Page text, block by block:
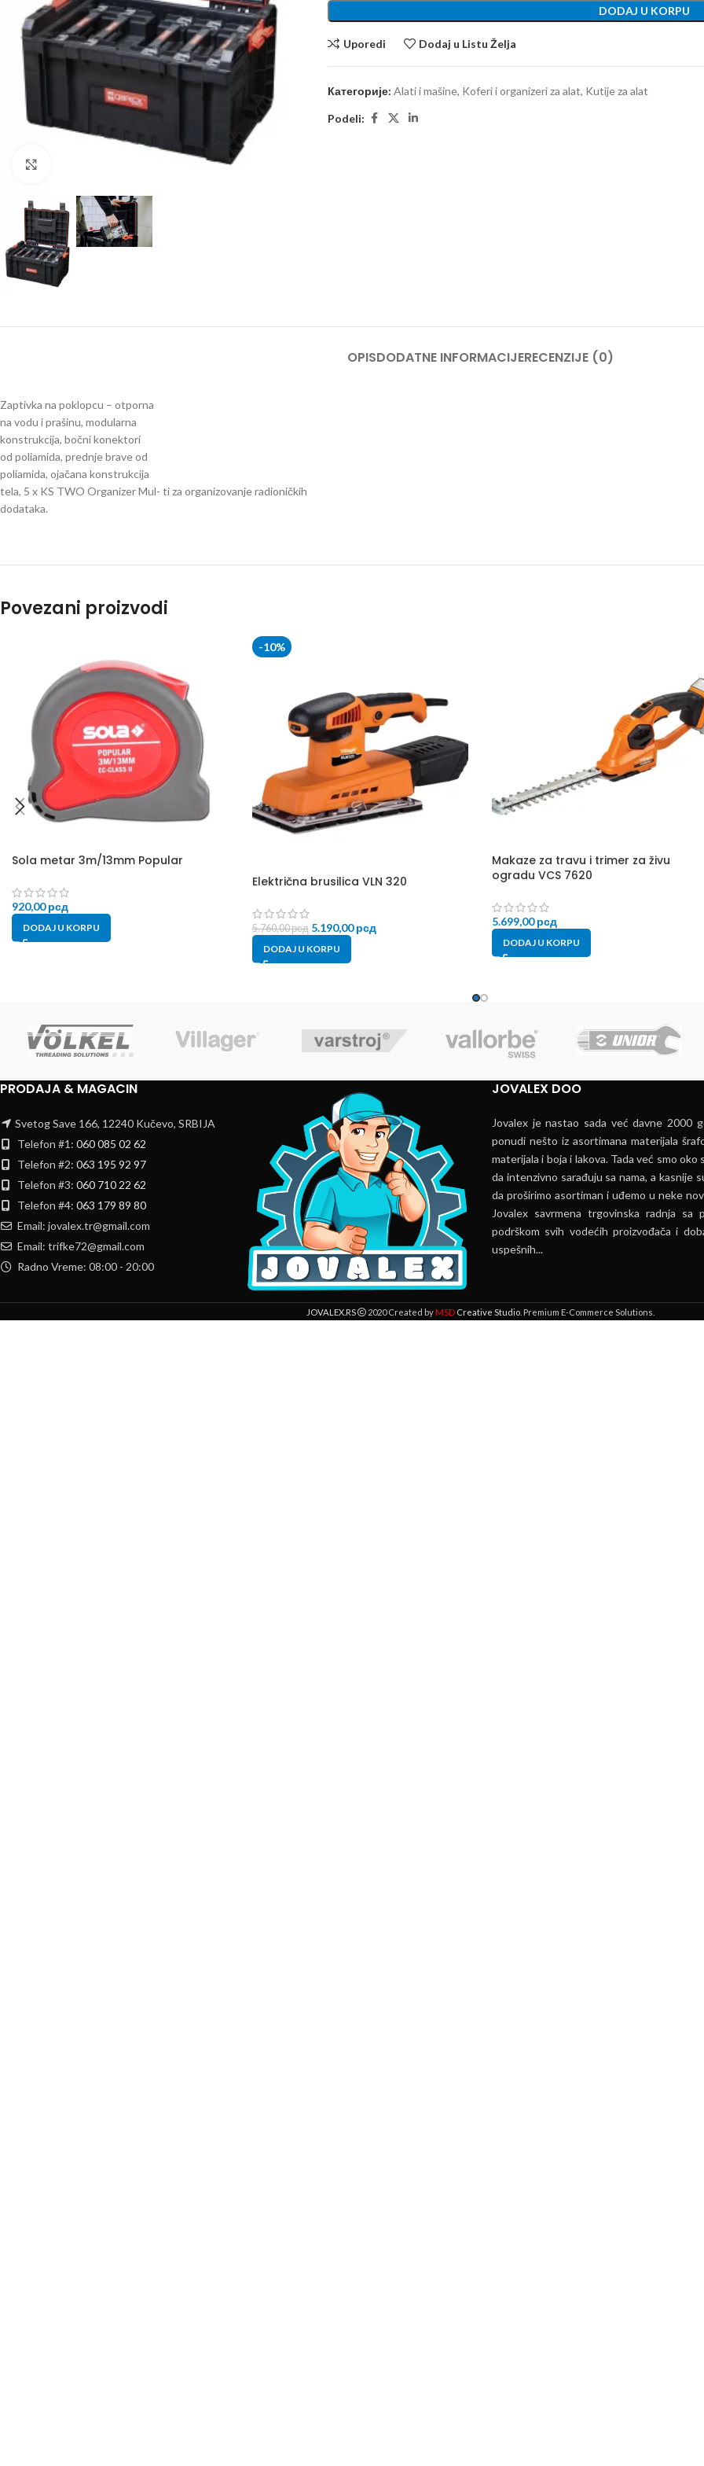
DODAJ U KORPU
Uporedi Dodaj u Listu Želja
Категорије: Alati i mašine, Koferi i organizeri za alat, Kutije za alat
Podeli:
OPISDODATNE INFORMACIJERECENZIJE (0)
Zaptivka na poklopcu – otporna
na vodu i prašinu, modularna
konstrukcija, bočni konektori
od poliamida, prednje brave od
poliamida, ojačana konstrukcija
tela, 5 x KS TWO Organizer Mul- ti za organizovanje radioničkih
dodataka.
Povezani proizvodi
Sola metar 3m/13mm Popular
920,00рсд
DODAJ U KORPU
-10%
Električna brusilica VLN 320
5.760,00рсд 5.190,00рсд
DODAJ U KORPU
Makaze za travu i trimer za živu
ogradu VCS 7620
5.699,00рсд
DODAJ U KORPU
PRODAJA & MAGACIN
Svetog Save 166, 12240 Kučevo, SRBIJA
Telefon #1: 060 085 02 62
Telefon #2: 063 195 92 97
Telefon #3: 060 710 22 62
Telefon #4: 063 179 89 80
Email: jovalex.tr@gmail.com
Email: trifke72@gmail.com
Radno Vreme: 08:00 - 20:00
JOVALEX DOO
Jovalex je nastao sada već davne 2000
ponudi nešto iz asortimana materijala
materijala i boja i lakova. Tada već smo
da intenzivno sarađuju sa nama, a kasnije
da proširimo asortiman i uđemo u neke
Jovalex savrmena trgovinska radnja
podrškom svih vodećih proizvođača i
uspešnih...
JOVALEX.RS 2020 Created byMSDCreative Studio. Premium E-Commerce Solutions.